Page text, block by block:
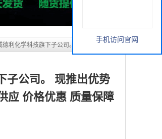
价格优惠 质量保障
手机访问官网